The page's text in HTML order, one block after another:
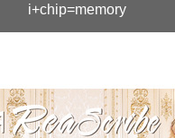
i+chip=memory